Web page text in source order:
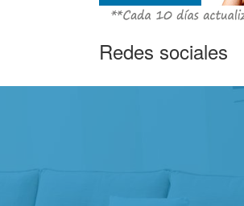
Redes sociales